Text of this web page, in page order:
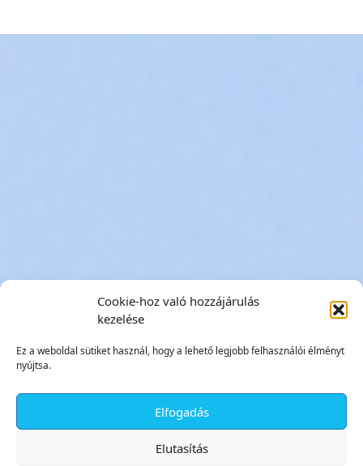
Cookie-hoz való hozzájárulás
kezelése
Ez a weboldal sütiket használ, hogy a lehető legjobb felhasználói élményt
nyújtsa.
Elfogadás
Elutasítás
✕